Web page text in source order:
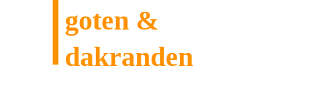
goten &
dakranden